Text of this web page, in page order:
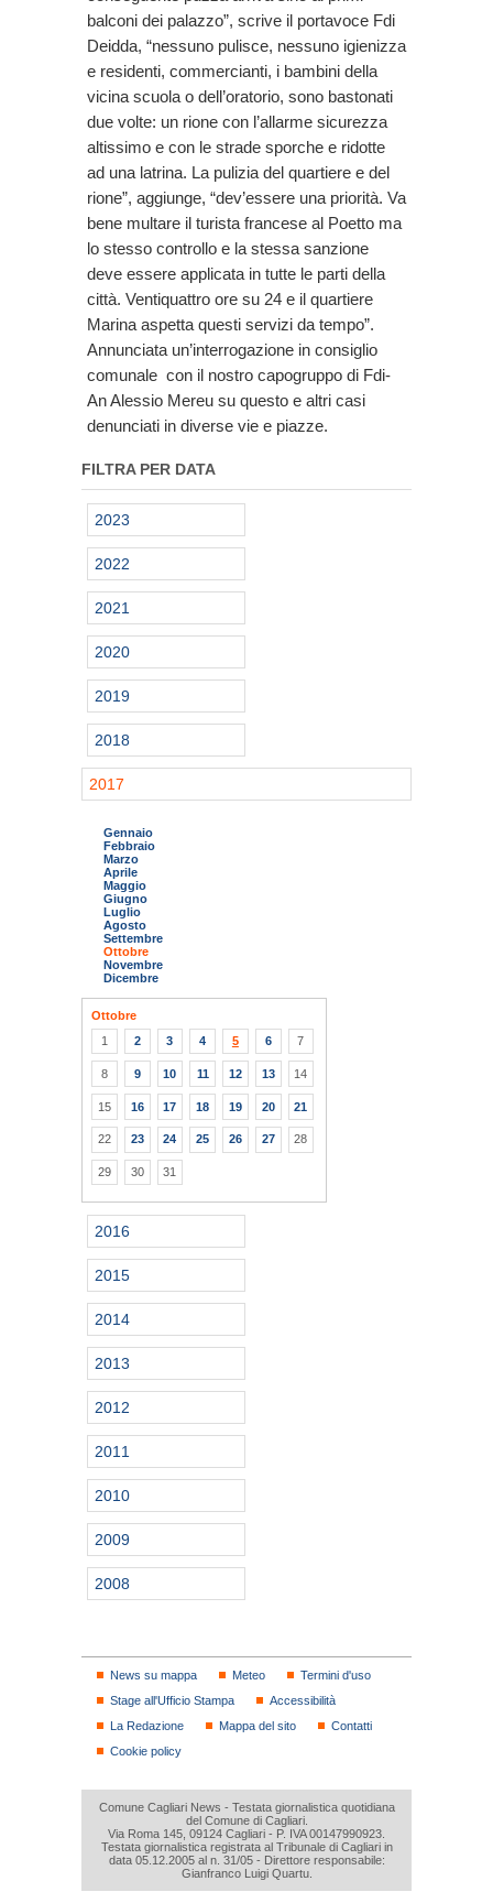
balconi dei palazzo”, scrive il portavoce Fdi
Deidda, “nessuno pulisce, nessuno igienizza
e residenti, commercianti, i bambini della
vicina scuola o dell’oratorio, sono bastonati
due volte: un rione con l’allarme sicurezza
altissimo e con le strade sporche e ridotte
ad una latrina. La pulizia del quartiere e del
rione”, aggiunge, “dev’essere una priorità. Va
bene multare il turista francese al Poetto ma
lo stesso controllo e la stessa sanzione
deve essere applicata in tutte le parti della
città. Ventiquattro ore su 24 e il quartiere
Marina aspetta questi servizi da tempo”.
Annunciata un’interrogazione in consiglio
comunale con il nostro capogruppo di Fdi-
An Alessio Mereu su questo e altri casi
denunciati in diverse vie e piazze.
FILTRA PER DATA
2023
2022
2021
2020
2019
2018
2017
Gennaio
Febbraio
Marzo
Aprile
Maggio
Giugno
Luglio
Agosto
Settembre
Ottobre
Novembre
Dicembre
Ottobre
1
2 3 4 5 6 7
8 9 10 11 12 13 14
15 16 17 18 19 20 21
22 23 24 25 26 27 28
29 30 31
2016
2015
2014
2013
2012
2011
2010
2009
2008
News su mappa Meteo
Termini d'uso
Stage all'Ufficio Stampa
Accessibilità
La Redazione
Mappa del sito
Contatti
Cookie policy
Comune Cagliari News - Testata giornalistica quotidiana
del Comune di Cagliari.
Via Roma 145, 09124 Cagliari - P. IVA 00147990923.
Testata giornalistica registrata al Tribunale di Cagliari in
data 05.12.2005 al n. 31/05 - Direttore responsabile:
Gianfranco Luigi Quartu.